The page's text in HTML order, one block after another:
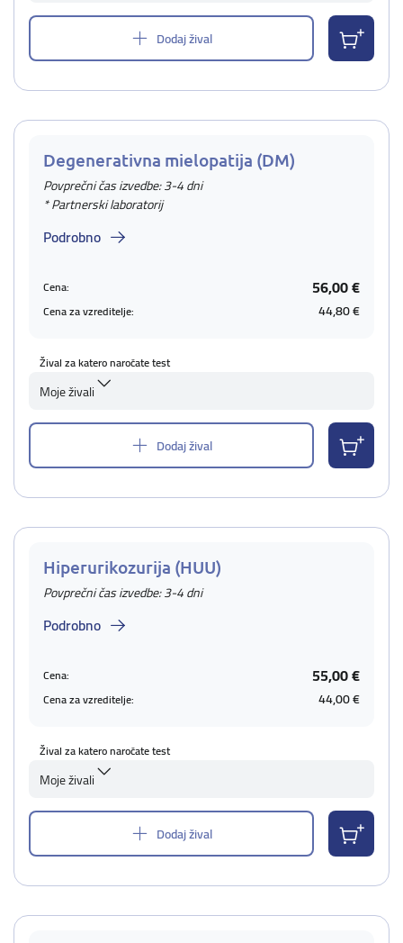
Dodaj žival
Degenerativna mielopatija (DM)
Povprečni čas izvedbe: 3-4 dni
* Partnerski laboratorij
Podrobno
Cena: 56,00 €
Cena za vzreditelje: 44,80 €
Žival za katero naročate test
Moje živali
Dodaj žival
Hiperurikozurija (HUU)
Povprečni čas izvedbe: 3-4 dni
Podrobno
Cena: 55,00 €
Cena za vzreditelje: 44,00 €
Žival za katero naročate test
Moje živali
Dodaj žival